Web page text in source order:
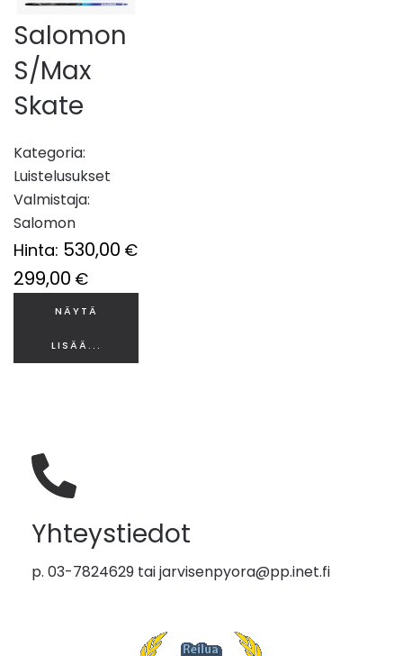
Salomon
S/Max
Skate
Kategoria:
Luistelusukset
Valmistaja:
Salomon
Hinta: 530,00 €
299,00 €
NÄYTÄ
LISÄÄ...
Yhteystiedot
p. 03-7824629 taijarvisenpyora@pp.inet.fi